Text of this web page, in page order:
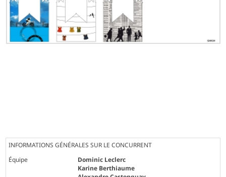
INFORMATIONS GÉNÉRALES SUR LE CONCURRENT
Équipe
Dominic Leclerc
Karine Berthiaume